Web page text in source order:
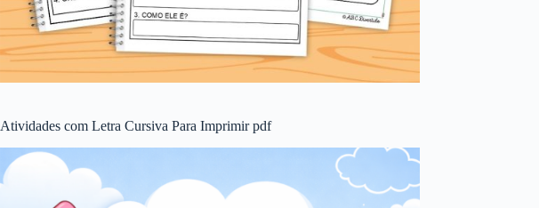
Atividades com Letra Cursiva Para Imprimir pdf